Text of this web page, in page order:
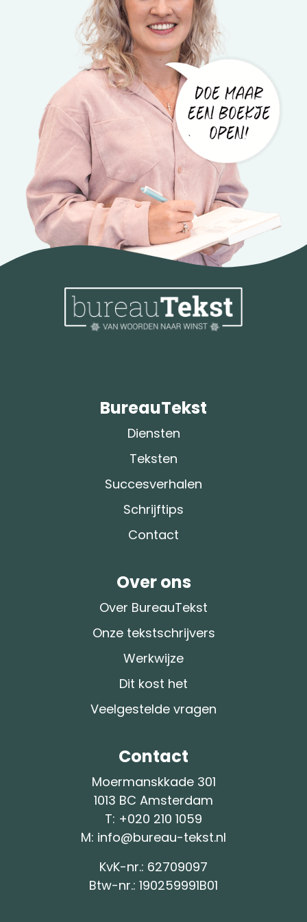
BureauTekst
Diensten
Teksten
Succesverhalen
Schrijftips
Contact
Over ons
Over BureauTekst
Onze tekstschrijvers
Werkwijze
Dit kost het
Veelgestelde vragen
Contact
Moermanskkade 301
1013 BC Amsterdam
T: +020 210 1059
M: info@bureau-tekst.nl
KvK-nr.: 62709097
Btw-nr.: 190259991B01